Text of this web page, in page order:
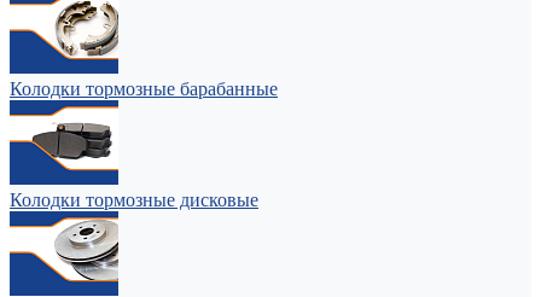
Колодки тормозные барабанные
Колодки тормозные дисковые